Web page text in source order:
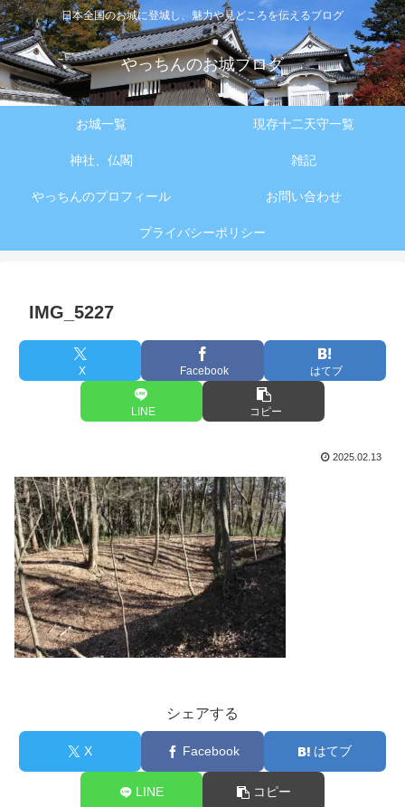
日本全国のお城に登城し、魅力や見どころを伝えるブログ
やっちんのお城ブログ
お城一覧 現存十二天守一覧
神社、仏閣 雑記
やっちんのプロフィール お問い合わせ
プライバシーポリシー
IMG_5227
X Facebook はてブ
LINE コピー
2025.02.13
シェアする
X Facebook はてブ
LINE コピー